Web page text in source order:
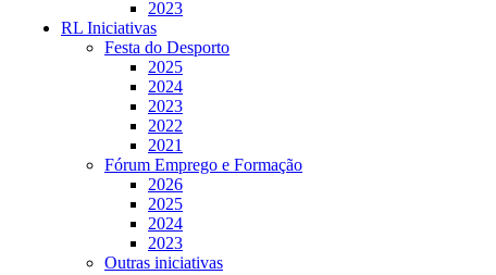
2023
RL Iniciativas
Festa do Desporto
2025
2024
2023
2022
2021
Fórum Emprego e Formação
2026
2025
2024
2023
Outras iniciativas